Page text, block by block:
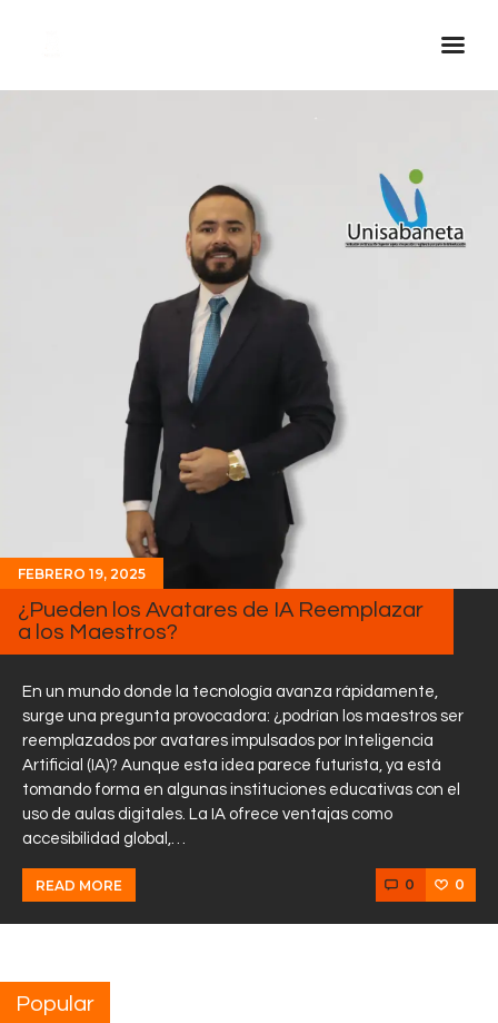
Descarga La APP
Programas
Noticias
Equipo
Sobre Nosotros
Contactos
FEBRERO 19, 2025
¿Pueden los Avatares de IA Reemplazar
a los Maestros?
En un mundo donde la tecnología avanza rápidamente,
surge una pregunta provocadora: ¿podrían los maestros ser
reemplazados por avatares impulsados por Inteligencia
Artificial (IA)? Aunque esta idea parece futurista, ya está
tomando forma en algunas instituciones educativas con el
uso de aulas digitales. La IA ofrece ventajas como
accesibilidad global,…
READ MORE 0 0
Popular